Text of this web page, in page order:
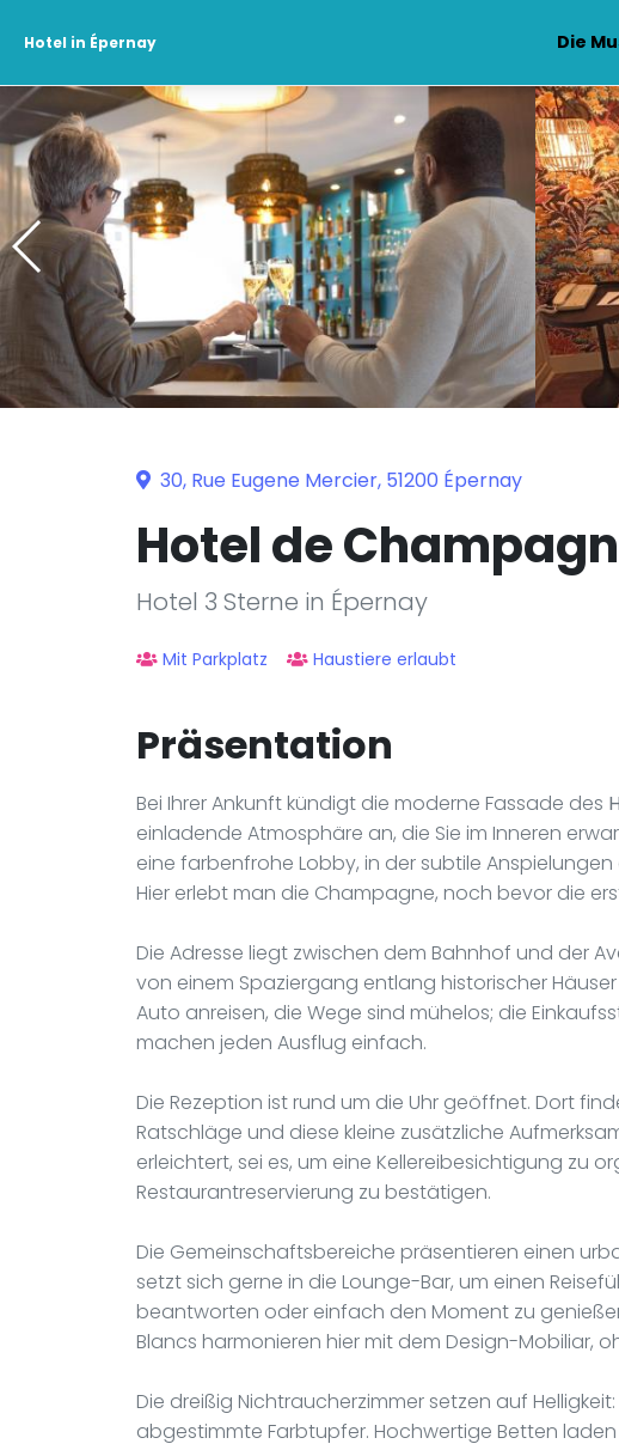
Hotel in Épernay Die
30, Rue Eugene Mercier, 51200 Épernay
Hotel de
Hotel 3 Sterne in Épernay
Mit Parkplatz Haustiere erlaubt
Präsentation
Bei Ihrer Ankunft kündigt die moderne Fassade des
einladende Atmosphäre an, die Sie im Inneren
eine farbenfrohe Lobby, in der subtile
Hier erlebt man die Champagne, noch bevor die
Die Adresse liegt zwischen dem Bahnhof und der
von einem Spaziergang entlang historischer
Auto anreisen, die Wege sind mühelos; die
machen jeden Ausflug einfach.
Die Rezeption ist rund um die Uhr geöffnet. Dort
Ratschläge und diese kleine zusätzliche
erleichtert, sei es, um eine Kellereibesichtigung zu
Restaurantreservierung zu bestätigen.
Die Gemeinschaftsbereiche präsentieren einen
setzt sich gerne in die Lounge-Bar, um einen
beantworten oder einfach den Moment zu
Blancs harmonieren hier mit dem Design-Mobiliar,
Die dreißig Nichtraucherzimmer setzen auf
abgestimmte Farbtupfer. Hochwertige Betten